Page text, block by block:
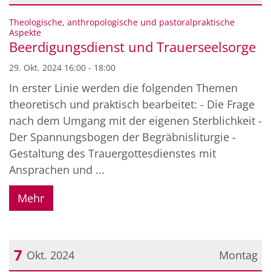
Datum: 29. Oktober 2024
Theologische, anthropologische und pastoralpraktische
Aspekte:
Beerdigungsdienst und Trauerseelsorge
29. Okt. 2024 16:00 - 18:00
In erster Linie werden die folgenden Themen
theoretisch und praktisch bearbeitet: - Die Frage
nach dem Umgang mit der eigenen Sterblichkeit -
Der Spannungsbogen der Begräbnisliturgie -
Gestaltung des Trauergottesdienstes mit
Ansprachen und ...
Mehr
Montag
7 Okt. 2024